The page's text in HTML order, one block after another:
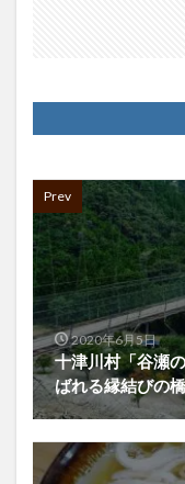
Prev
2020年6月5日
十津川村「谷瀬
ばれる縁結びの橋